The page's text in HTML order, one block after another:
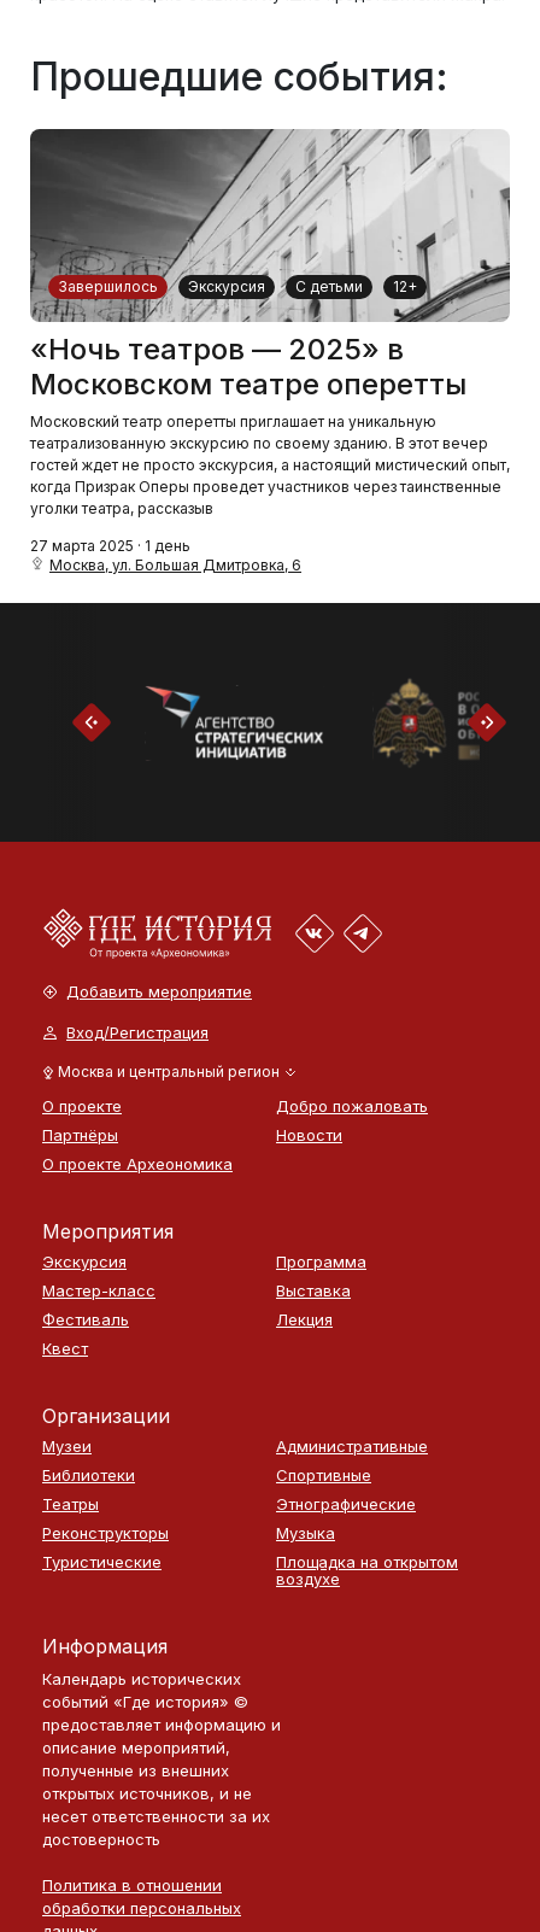
Прошедшие события:
Завершилось Экскурсия С детьми 12+
«Ночь театров — 2025» в
Московском театре оперетты
Московский театр оперетты приглашает на уникальную
театрализованную экскурсию по своему зданию. В этот вечер
гостей ждет не просто экскурсия, а настоящий мистический опыт,
когда Призрак Оперы проведет участников через таинственные
уголки театра, рассказыв
27 марта 2025 · 1 день
Москва, ул. Большая Дмитровка, 6
Добавить мероприятие
Вход/Регистрация
Москва и центральный регион
О проекте
Добро пожаловать
Партнёры
Новости
О проекте Археономика
Мероприятия
Экскурсия
Программа
Мастер-класс
Выставка
Фестиваль
Лекция
Квест
Организации
Музеи
Административные
Библиотеки
Спортивные
Театры
Этнографические
Реконструкторы
Музыка
Туристические
Площадка на открытом
воздухе
Информация
Календарь исторических
событий «Где история» ©
предоставляет информацию и
описание мероприятий,
полученные из внешних
открытых источников, и не
несет ответственности за их
достоверность
Политика в отношении
обработки персональных